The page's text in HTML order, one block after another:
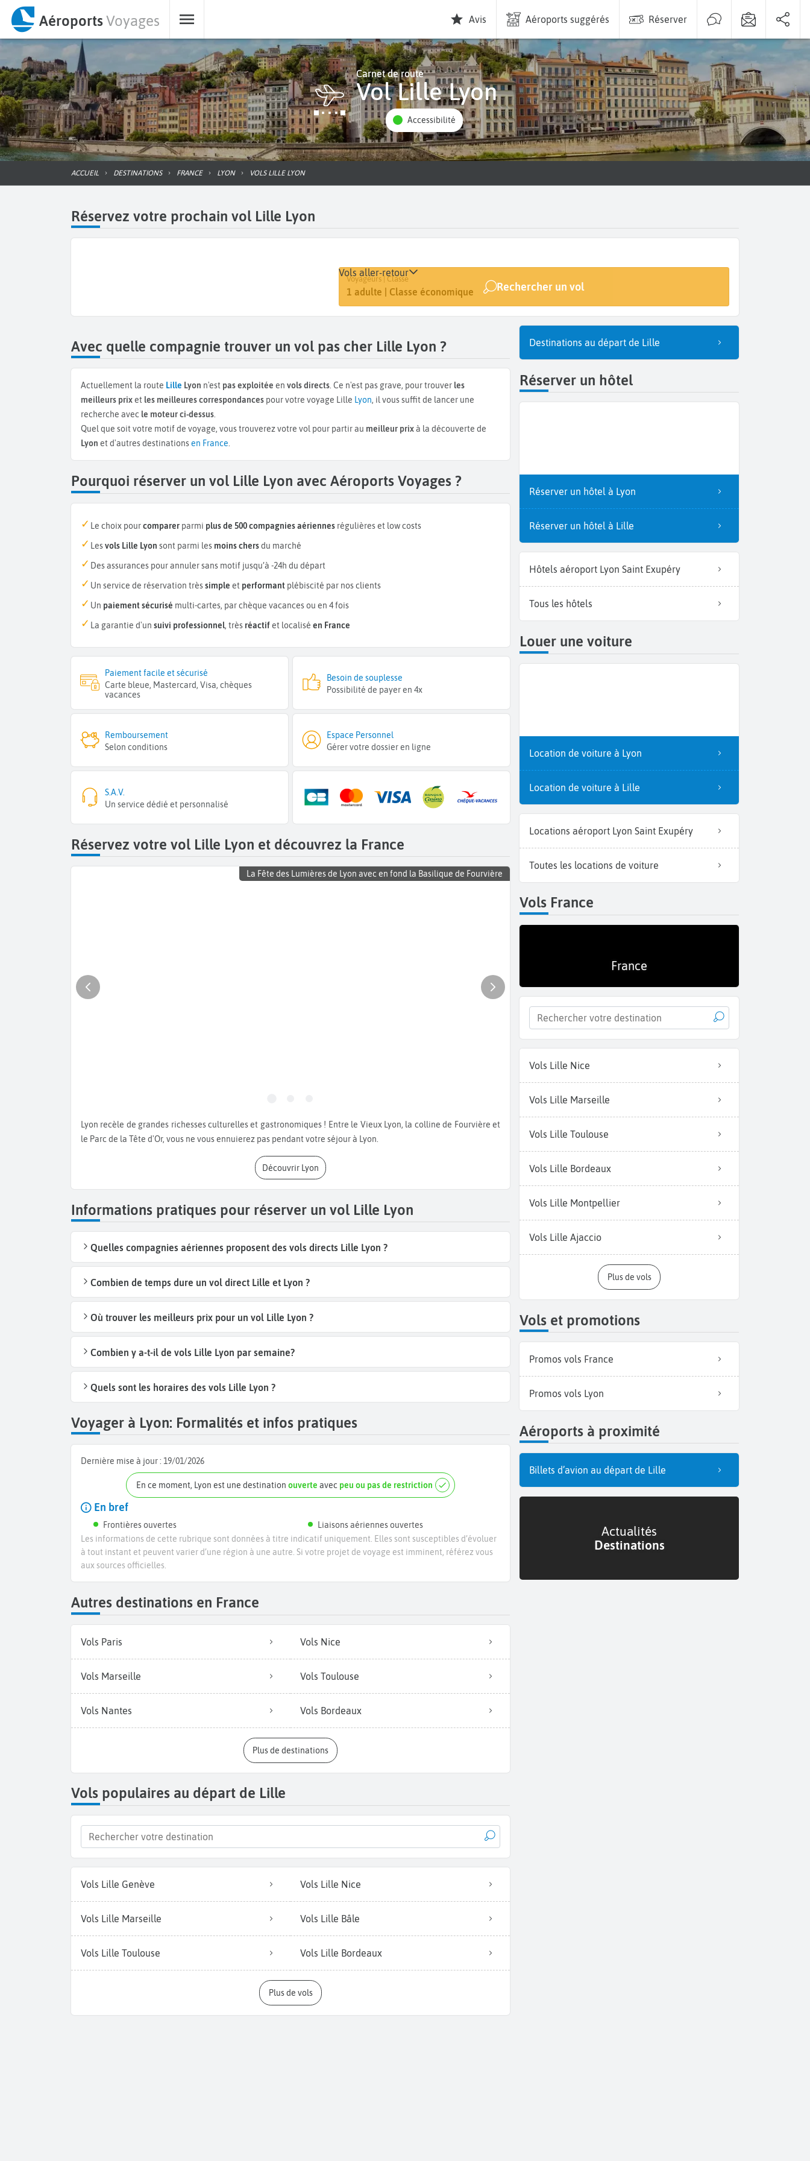
AéroportsVoyages Avis Aéroports suggérés Réserver
Carnet de route
Vol Lille Lyon
Accessibilité
ACCUEIL DESTINATIONS FRANCE LYON VOLS LILLE LYON
Réservez votre prochain vol Lille Lyon
Départ
Lille (LIL) Lyon (LYS)
Dates
Dates de votre voyage
Voyageurs | Classe
1 adulte | Classe économique Rechercher un vol
Vols aller-retour
Avec quelle compagnie trouver un vol pas cher Lille Lyon ?
Actuellement la route Lille Lyon n'est pas exploitée en vols directs. Ce n'est pas grave, pour trouver les
meilleurs prixet les meilleures correspondances pour votre voyage Lille Lyon, il vous suffit de lancer une
recherche avec le moteur ci-dessus.
Quel que soit votre motif de voyage, vous trouverez votre vol pour partir au meilleur prixà la découverte de
Lyon et d'autres destinationsen France.
Pourquoi réserver un vol Lille Lyon avec Aéroports Voyages ?
Le choix pourcomparer parmi plus de 500 compagnies aériennes régulières et low costs
Lesvols Lille Lyon sont parmi les moins chersdu marché
Des assurances pour annuler sans motif jusqu’à -24h du départ
Un service de réservation trèssimple et performant plébiscité par nos clients
Un paiement sécurisé multi-cartes, par chèque vacances ou en 4 fois
La garantie d'un suivi professionnel, très réactifet localisé en France
Paiement facile et sécurisé
Carte bleue, Mastercard, Visa, chèques
vacances
Besoin de souplesse
Possibilité de payer en 4x
Remboursement
Selon conditions
Espace Personnel
Gérer votre dossier en ligne
S.A.V.
Un service dédié et personnalisé
Réservez votre vol Lille Lyon et découvrez la France
La Fête des Lumières de Lyon avec en fond la Basilique de Fourvière
Lyon recèle de grandes richesses culturelles et gastronomiques ! Entre le Vieux Lyon, la colline de Fourvière et
le Parc de la Tête d'Or, vous ne vous ennuierez pas pendant votre séjour à Lyon.
Découvrir Lyon
Informations pratiques pour réserver un vol Lille Lyon
Quelles compagnies aériennes proposent des vols directs Lille Lyon ?
Combien de temps dure un vol direct Lille et Lyon ?
Où trouver les meilleurs prix pour un vol Lille Lyon ?
Combien y a-t-il de vols Lille Lyon par semaine?
Quels sont les horaires des vols Lille Lyon ?
Voyager à Lyon: Formalités et infos pratiques
Dernière mise à jour : 19/01/2026
En ce moment, Lyon est une destination ouverte avec peu ou pas de restriction
En bref
Frontières ouvertes
Liaisons aériennes ouvertes
Les informations de cette rubrique sont données à titre indicatif uniquement. Elles sont susceptibles d’évoluer
à tout instant et peuvent varier d’une région à une autre. Si votre projet de voyage est imminent, référez vous
aux sources officielles.
Autres destinations en France
Vols Paris Vols Nice
Vols Marseille Vols Toulouse
Vols Nantes Vols Bordeaux
Plus de destinations
Vols populaires au départ de Lille
Vols Lille Genève Vols Lille Nice
Vols Lille Marseille Vols Lille Bâle
Vols Lille Toulouse Vols Lille Bordeaux
Plus de vols
Destinations au départ de Lille
Réserver un hôtel
Réserver un hôtel à Lyon
Réserver un hôtel à Lille
Hôtels aéroport Lyon Saint Exupéry
Tous les hôtels
Louer une voiture
Location de voiture à Lyon
Location de voiture à Lille
Locations aéroport Lyon Saint Exupéry
Toutes les locations de voiture
Vols France
France
Vols Lille Nice
Vols Lille Marseille
Vols Lille Toulouse
Vols Lille Bordeaux
Vols Lille Montpellier
Vols Lille Ajaccio
Plus de vols
Vols et promotions
Promos vols France
Promos vols Lyon
Aéroports à proximité
Billets d’avion au départ de Lille
Actualités
Destinations